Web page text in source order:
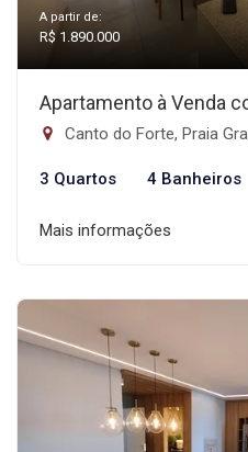
A partir de:
R$ 1.890.000
Apartamento à Venda
Canto do Forte, Praia
3 Quartos 4 Banheiros
Mais informações